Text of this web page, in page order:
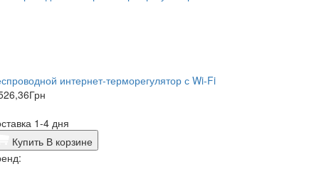
интернет-терморегулятор с Wi-Fi
Грн
1-4 дня
Купить В корзине